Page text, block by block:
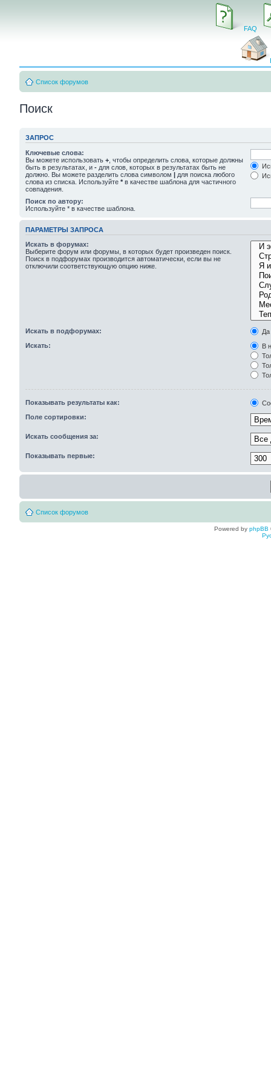
FAQ
Список форумов
Поиск
ЗАПРОС
Ключевые слова:
Вы можете использовать + , чтобы определить слова, которые должны
быть в результатах, и - для слов, которых в результатах быть не
должно. Вы можете разделить слова символом | для поиска любого
слова из списка. Используйте * в качестве шаблона для частичного
совпадения.
Поиск по автору:
Используйте * в качестве шаблона.
ПАРАМЕТРЫ ЗАПРОСА
Искать в форумах:
Выберите форум или форумы, в которых будет произведен поиск.
Поиск в подфорумах производится автоматически, если вы не
отключили соответствующую опцию ниже.
Искать в подфорумах:
Да
Искать:
В
Показывать результаты как:
Поле сортировки:
Искать сообщения за:
Показывать первые:
Список форумов
Powered by phpBB